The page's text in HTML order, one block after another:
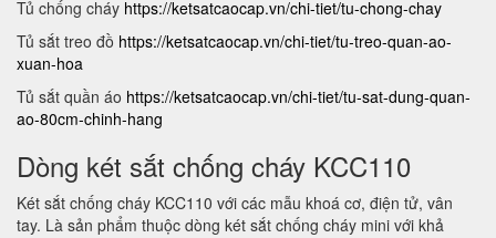
Tủ chống cháy https://ketsatcaocap.vn/chi-tiet/tu-chong-chay
Tủ sắt treo đồ https://ketsatcaocap.vn/chi-tiet/tu-treo-quan-ao-
xuan-hoa
Tủ sắt quần áo https://ketsatcaocap.vn/chi-tiet/tu-sat-dung-quan-
ao-80cm-chinh-hang
Dòng két sắt chống cháy KCC110
Két sắt chống cháy KCC110 với các mẫu khoá cơ, điện tử, vân
tay. Là sản phẩm thuộc dòng két sắt chống cháy mini với khả